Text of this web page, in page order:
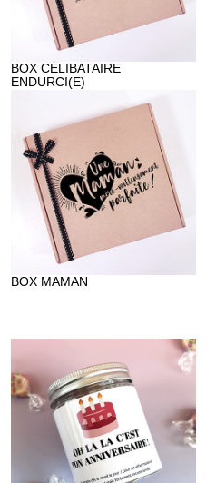
BOX CÉLIBATAIRE
ENDURCI(E)
BOX MAMAN